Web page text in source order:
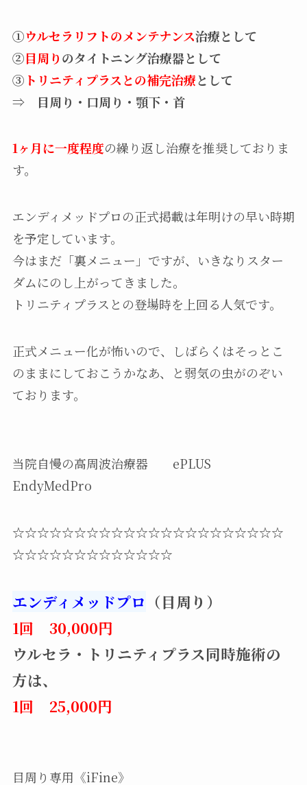
①ウルセラリフトのメンテナンス治療として
②目周りのタイトニング治療器として
③ トリニティプラスとの補完治療として
⇒ 目周り・口周り・顎下・首
1ヶ月に一度程度の繰り返し治療を推奨しておりま
す。
エンディメッドプロの正式掲載は年明けの早い時期
を予定しています。
今はまだ「裏メニュー」ですが、いきなりスター
ダムにのし上がってきました。
トリニティプラスとの登場時を上回る人気です。
正式メニュー化が怖いので、しばらくはそっとこ
のままにしておこうかなあ、と弱気の虫がのぞい
ております。
当院自慢の高周波治療器 ePLUS
EndyMedPro
☆☆☆☆☆☆☆☆☆☆☆☆☆☆☆☆☆☆☆☆☆☆
☆☆☆☆☆☆☆☆☆☆☆☆☆
エンディメッドプロ （目周り）
1回 30,000円
ウルセラ・トリニティプラス同時施術の
方は、
1回 25,000円
目周り専用《iFine》